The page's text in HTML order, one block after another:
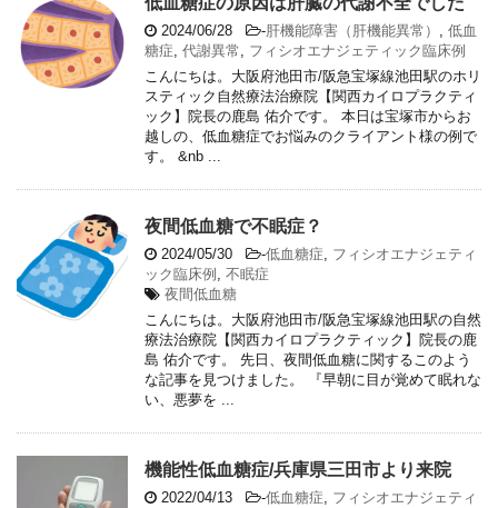
2024/06/28 -肝機能障害（肝機能異常） , 低血
糖症, 代謝異常, フィシオエナジェティック臨床例
こんにちは。大阪府池田市/阪急宝塚線池田駅のホリ
スティック自然療法治療院【関西カイロプラクティ
ック】院長の鹿島 佑介です。 本日は宝塚市からお
越しの、低血糖症でお悩みのクライアント様の例で
す。 &nb ...
夜間低血糖で不眠症？
2024/05/30 -低血糖症, フィシオエナジェティ
ック臨床例 , 不眠症
夜間低血糖
こんにちは。大阪府池田市/阪急宝塚線池田駅の自然
療法治療院【関西カイロプラクティック】院長の鹿
島 佑介です。 先日、夜間低血糖に関するこのよう
な記事を見つけました。 『早朝に目が覚めて眠れな
い、悪夢を ...
機能性低血糖症/兵庫県三田市より来院
2022/04/13 -低血糖症, フィシオエナジェティ